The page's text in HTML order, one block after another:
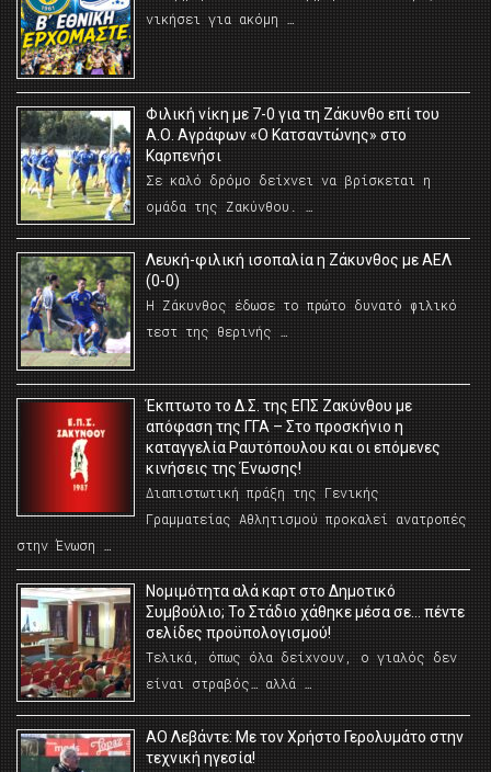
νικήσει για ακόμη …
Φιλική νίκη με 7-0 για τη Ζάκυνθο επί του
Α.Ο. Αγράφων «Ο Κατσαντώνης» στο
Καρπενήσι
Σε καλό δρόμο δείχνει να βρίσκεται η
ομάδα της Ζακύνθου. …
Λευκή-φιλική ισοπαλία η Ζάκυνθος με ΑΕΛ
(0-0)
Η Ζάκυνθος έδωσε το πρώτο δυνατό φιλικό
τεστ της θερινής …
Έκπτωτο το Δ.Σ. της ΕΠΣ Ζακύνθου με
απόφαση της ΓΓΑ – Στο προσκήνιο η
καταγγελία Ραυτόπουλου και οι επόμενες
κινήσεις της Ένωσης!
Διαπιστωτική πράξη της Γενικής
Γραμματείας Αθλητισμού προκαλεί ανατροπές
στην Ένωση …
Νομιμότητα αλά καρτ στο Δημοτικό
Συμβούλιο; Το Στάδιο χάθηκε μέσα σε… πέντε
σελίδες προϋπολογισμού!
Τελικά, όπως όλα δείχνουν, ο γιαλός δεν
είναι στραβός… αλλά …
ΑΟ Λεβάντε: Με τον Χρήστο Γερολυμάτο στην
τεχνική ηγεσία!